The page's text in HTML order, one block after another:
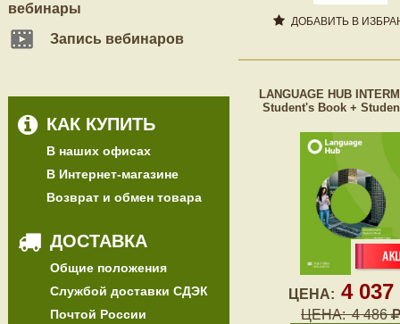
вебинары
Запись вебинаров
КАК КУПИТЬ
В наших офисах
В Интернет-магазине
Возврат и обмен товара
ДОСТАВКА
Общие положения
Службой доставки СДЭК
Почтой России
ДОБАВИТЬ В
LANGUAGE HUB
Student's Book +
ЦЕНА: 4 037
ЦЕНА: 4 486